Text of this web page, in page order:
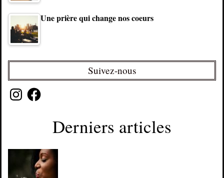
Une prière qui change nos coeurs
Suivez-nous
InstagramFacebook
Derniers articles